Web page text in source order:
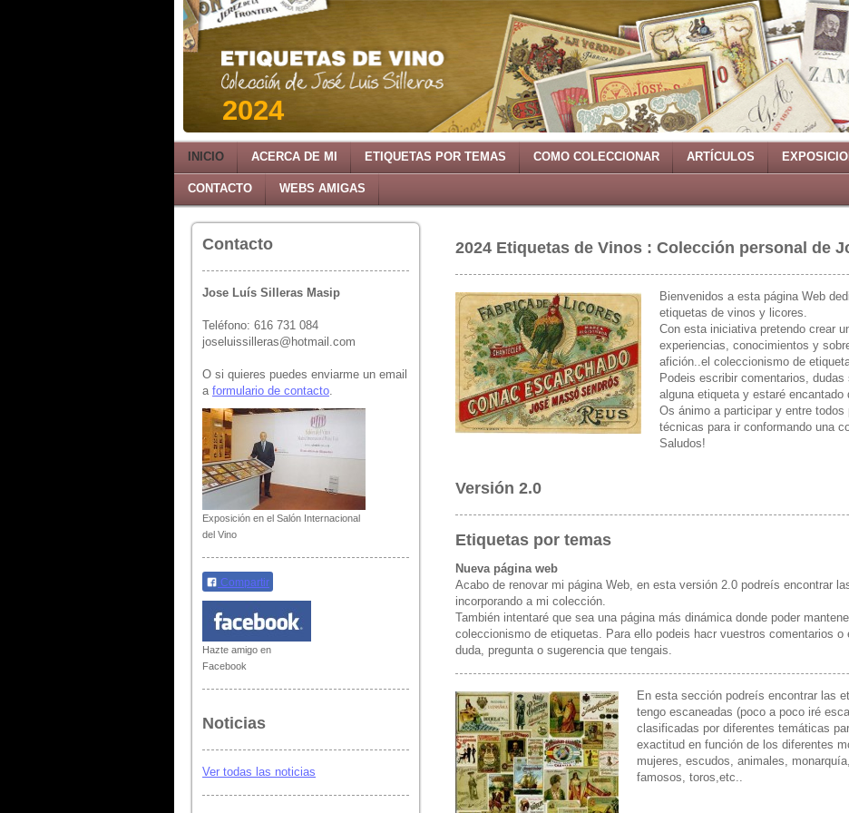
2024
INICIO ACERCA DE MI ETIQUETAS POR TEMAS COMO COLECCIONAR ARTÍCULOS
CONTACTO WEBS AMIGAS
Contacto
Jose Luís Silleras Masip
Teléfono: 616 731 084
joseluissilleras@hotmail.com
O si quieres puedes enviarme un email
a formulario de contacto.
Exposición en el Salón Internacional
del Vino
Compartir
Hazte amigo en
Facebook
Noticias
Ver todas las noticias
2024 Etiquetas de Vinos : Colección personal de
Bienvenidos a esta página Web
etiquetas de vinos y licores.
Con esta iniciativa pretendo crear
experiencias, conocimientos y
afición..el coleccionismo de
Podeis escribir comentarios,
alguna etiqueta y estaré encantado
Os ánimo a participar y entre
técnicas para ir conformando una
Saludos!
Versión 2.0
Etiquetas por temas
Nueva página web
Acabo de renovar mi página Web, en esta versión 2.0 podreís encontrar
incorporando a mi colección.
También intentaré que sea una página más dinámica donde poder
coleccionismo de etiquetas. Para ello podeis hacr vuestros comentarios o
duda, pregunta o sugerencia que tengais.
En esta sección podreís encontrar las
tengo escaneadas (poco a poco iré
clasificadas por diferentes temáticas
exactitud en función de los diferentes
mujeres, escudos, animales,
famosos, toros,etc..